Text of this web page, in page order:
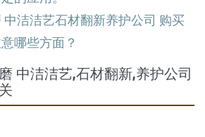
中洁洁艺石材翻新养护公司 购买
哪些方面？
中洁洁艺,石材翻新,养护公司